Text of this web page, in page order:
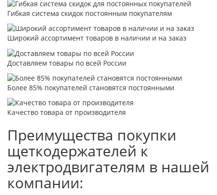
Гибкая система скидок постоянным покупателям
Широкий ассортимент товаров в наличии и на заказ
Доставляем товары по всей России
Более 85% покупателей становятся постоянными
Качество товара от производителя
Преимущества покупки
щеткодержателей к
электродвигателям в нашей
компании: